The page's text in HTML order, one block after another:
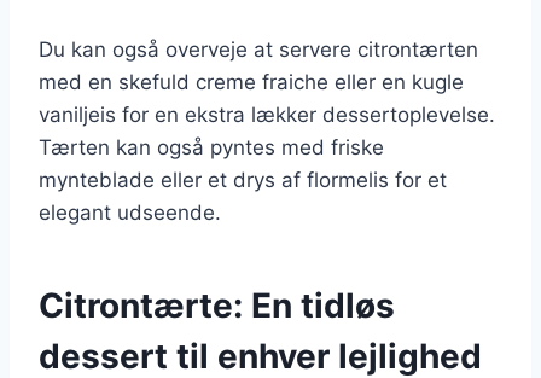
Du kan også overveje at servere citrontærten
med en skefuld creme fraiche eller en kugle
vaniljeis for en ekstra lækker dessertoplevelse.
Tærten kan også pyntes med friske
mynteblade eller et drys af flormelis for et
elegant udseende.
Citrontærte: En tidløs
dessert til enhver lejlighed